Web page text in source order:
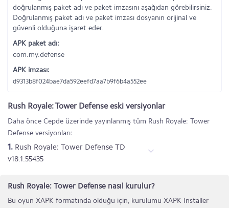
doğrulanmış paket adı ve paket imzasını aşağıdan görebilirsiniz.
Doğrulanmış paket adı ve paket imzası dosyanın orijinal ve
güvenli olduğuna işaret eder.
APK paket adı:
com.my.defense
APK imzası:
d9313b8f024bae7da592eefd7aa7b9f6b4a552ee
Rush Royale: Tower Defense eski versiyonlar
Daha önce Cepde üzerinde yayınlanmış tüm Rush Royale: Tower
Defense versiyonları:
1. Rush Royale: Tower Defense TD
v18.1.55435
Rush Royale: Tower Defense nasıl kurulur?
Bu oyun XAPK formatında olduğu için, kurulumu XAPK Installer